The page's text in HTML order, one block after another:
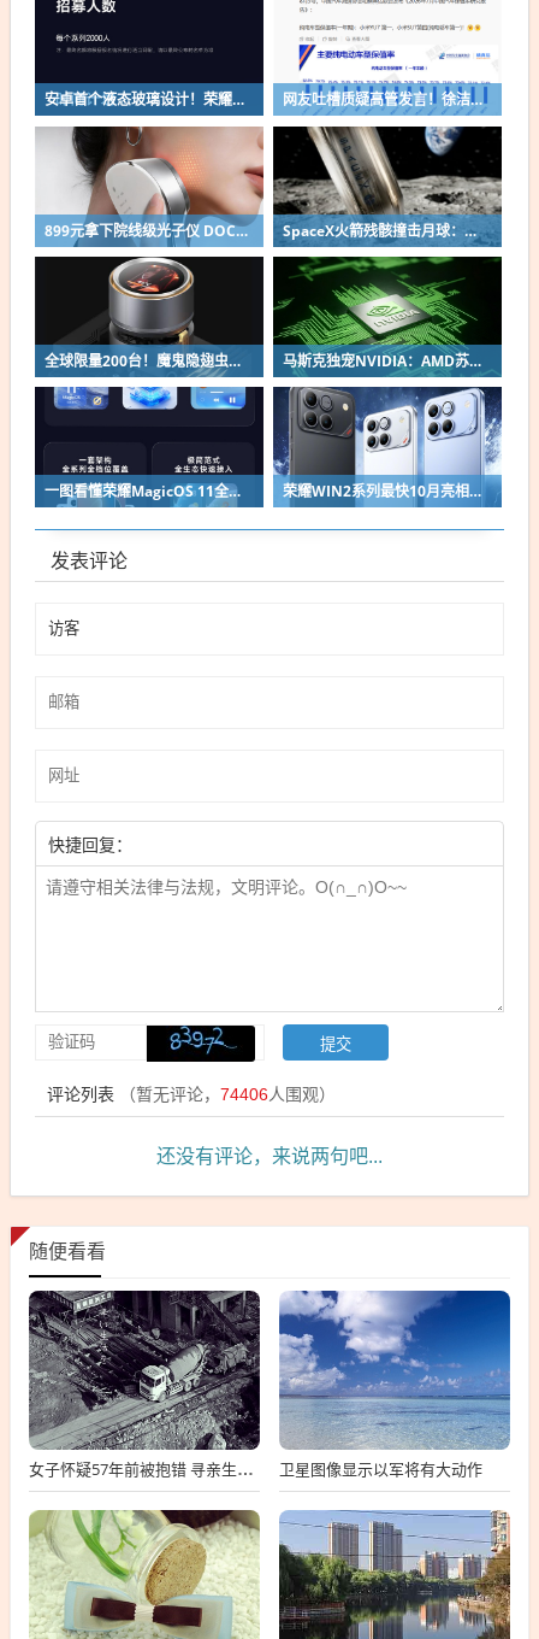
安卓首个液态玻璃设计！荣耀MagicOS 11内测招募开启：17款机型首批升级 网友吐槽质疑高管发言！徐洁云回应“孩go”言论争议：是小米用户宠物名
899元拿下院线级光子仪 DOCO童颜超光炮小米有品众筹上线 SpaceX火箭残骸撞击月球：留下直径约30米巨坑
全球限量200台！魔鬼隐翅虫欧米伽L36 Ultra液冷预售：可动冷头售2999元 马斯克独宠NVIDIA：AMD苏姿丰淡定回应
一图看懂荣耀MagicOS 11全新双架构：安卓底层重构 液态玻璃效果拉满 荣耀WIN2系列最快10月亮相：2nm芯片+万级电池组合同档唯一
发表评论
快捷回复：
评论列表 （暂无评论， 74406人围观）
还没有评论，来说两句吧...
随便看看
女子怀疑57年前被抱错 寻亲生父母 卫星图像显示以军将有大动作